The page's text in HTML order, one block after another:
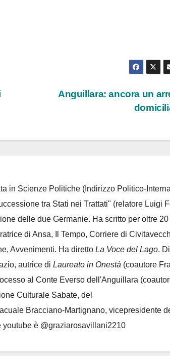
Anguillara: ancora un
in Scienze Politiche (Indirizzo Politico-
tra Stati nei Trattati" (relatore Luigi
delle due Germanie. Ha scritto per oltre
di Ansa, Il Tempo, Corriere di
Avvenimenti. Ha diretto La Voce del Lago.
autrice di Laureato in Onestà (coautore
al Conte Everso dell'Anguillara
Culturale Sabate, del
Bracciano-Martignano, vicepresidente
è @graziarosavillani2210